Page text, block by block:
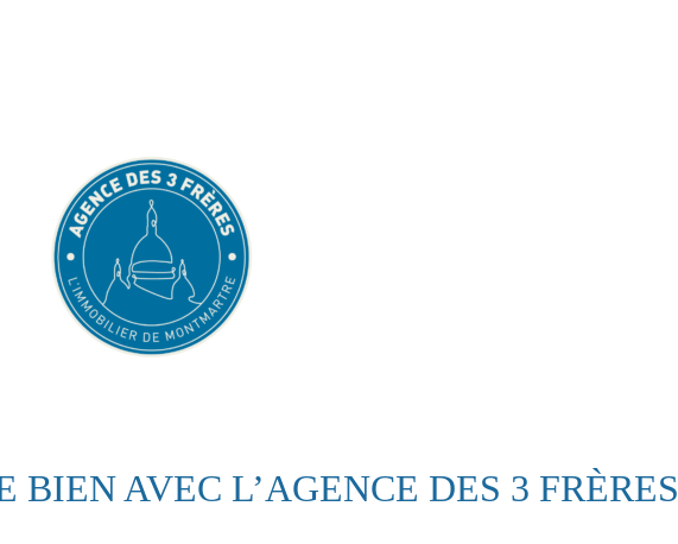
AVEC L’AGENCE DES 3 FRÈRES